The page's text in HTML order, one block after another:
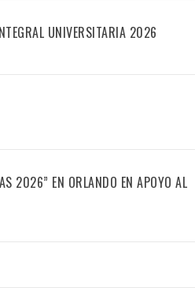
UNIVERSITARIA 2026
2026” EN ORLANDO EN APOYO AL